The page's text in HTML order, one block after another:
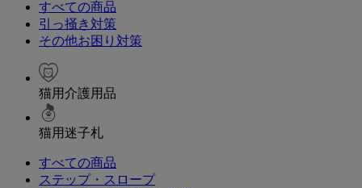
すべての商品
引っ掻き対策
その他お困り対策
猫用介護用品
猫用迷子札
すべての商品
ステップ・スロープ